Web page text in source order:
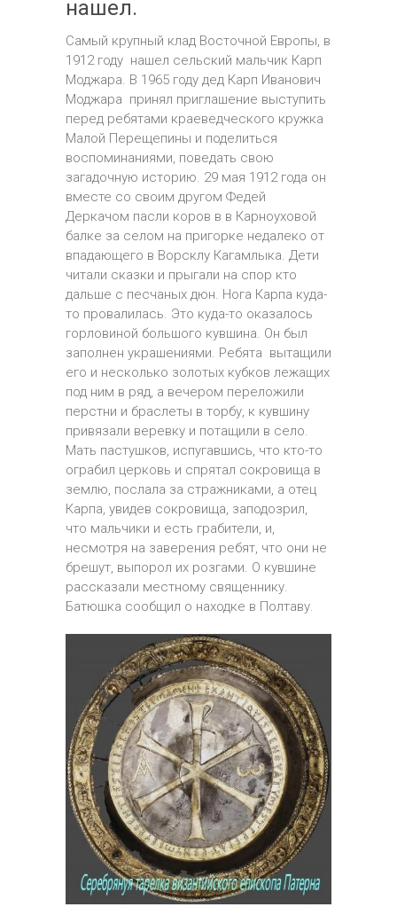
нашел.
Самый крупный клад Восточной Европы, в
1912 году нашел сельский мальчик Карп
Моджара. В 1965 году дед Карп Иванович
Моджара принял приглашение выступить
перед ребятами краеведческого кружка
Малой Перещепины и поделиться
воспоминаниями, поведать свою
загадочную историю. 29 мая 1912 года он
вместе со своим другом Федей
Деркачом пасли коров в в Карноуховой
балке за селом на пригорке недалеко от
впадающего в Ворсклу Кагамлыка. Дети
читали сказки и прыгали на спор кто
дальше с песчаных дюн. Нога Карпа куда-
то провалилась. Это куда-то оказалось
горловиной большого кувшина. Он был
заполнен украшениями. Ребята вытащили
его и несколько золотых кубков лежащих
под ним в ряд, а вечером переложили
перстни и браслеты в торбу, к кувшину
привязали веревку и потащили в село.
Мать пастушков, испугавшись, что кто-то
ограбил церковь и спрятал сокровища в
землю, послала за стражниками, а отец
Карпа, увидев сокровища, заподозрил,
что мальчики и есть грабители, и,
несмотря на заверения ребят, что они не
брешут, выпорол их розгами. О кувшине
рассказали местному священнику.
Батюшка сообщил о находке в Полтаву.